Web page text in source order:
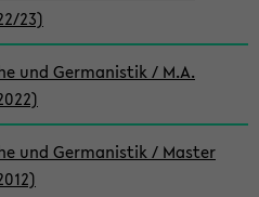
23)
und Germanistik / M.A.
und Germanistik / Master